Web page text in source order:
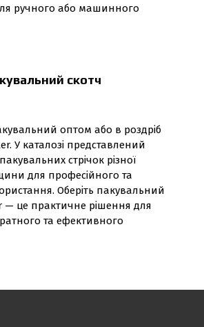
ручного або машинного
скотч
оптом або в роздріб
У каталозі представлений
стрічок різної
для професійного та
Оберіть пакувальний
— це практичне рішення для
та ефективного